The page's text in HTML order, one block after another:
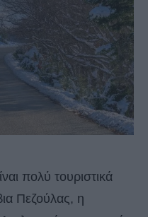
πολύ τουριστικά
Πεζούλας, η